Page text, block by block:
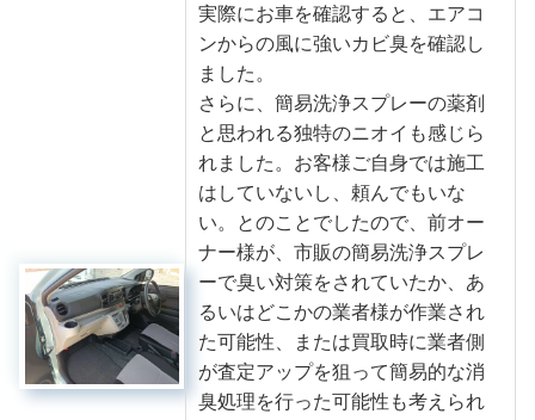
実際にお車を確認すると、エアコ
ンからの風に強いカビ臭を確認し
ました。
さらに、簡易洗浄スプレーの薬剤
と思われる独特のニオイも感じら
れました。お客様ご自身では施工
はしていないし、頼んでもいな
い。とのことでしたので、前オー
ナー様が、市販の簡易洗浄スプレ
ーで臭い対策をされていたか、あ
るいはどこかの業者様が作業され
た可能性、または買取時に業者側
が査定アップを狙って簡易的な消
臭処理を行った可能性も考えられ